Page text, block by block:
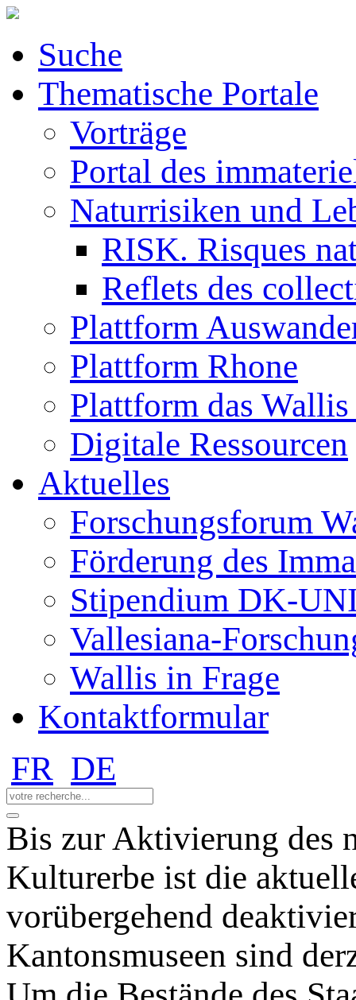
Suche
Thematische Portale
Vorträge
Portal des
Naturrisiken und
RISK. Risques
Reflets des
Plattform
Plattform Rhone
Plattform das Wallis
Digitale Ressourcen
Aktuelles
Forschungsforum
Förderung des
Stipendium DK-
Vallesiana-
Wallis in Frage
Kontaktformular
FR DE
Bis zur Aktivierung des
Kulturerbe ist die
vorübergehend
Kantonsmuseen sind